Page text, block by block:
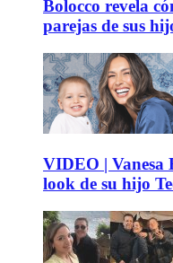
Bolocco revela
parejas de sus
VIDEO | Vanesa
look de su hijo